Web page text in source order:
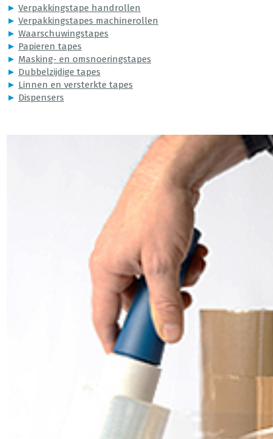
► Verpakkingstape handrollen
► Verpakkingstapes machinerollen
► Waarschuwingstapes
► Papieren tapes
► Masking- en omsnoeringstapes
► Dubbelzijdige tapes
► Linnen en versterkte tapes
► Dispensers